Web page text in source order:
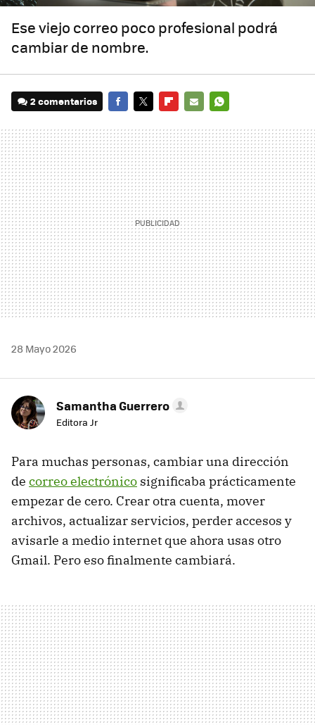
Ese viejo correo poco profesional podrá
cambiar de nombre.
2 comentarios
MAIL
28 Mayo 2026
Samantha Guerrero
Editora Jr
Para muchas personas, cambiar una dirección
de correo electrónico significaba prácticamente
empezar de cero. Crear otra cuenta, mover
archivos, actualizar servicios, perder accesos y
avisarle a medio internet que ahora usas otro
Gmail. Pero eso finalmente cambiará.